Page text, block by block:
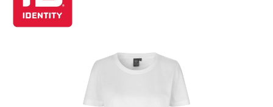
Bildergalerie überspringen